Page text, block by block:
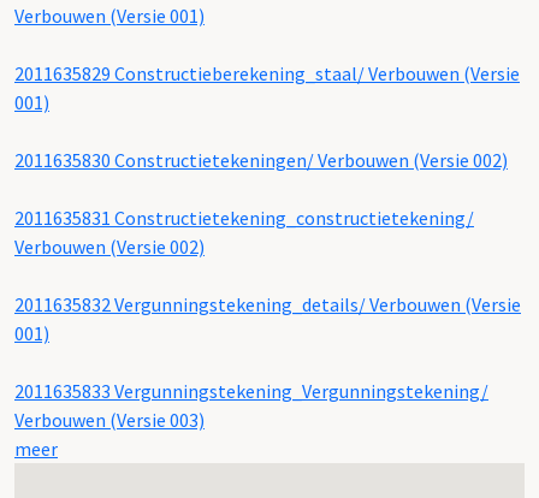
Verbouwen (Versie 001)
2011635829 Constructieberekening_staal/ Verbouwen (Versie
001)
2011635830 Constructietekeningen/ Verbouwen (Versie 002)
2011635831 Constructietekening_constructietekening/
Verbouwen (Versie 002)
2011635832 Vergunningstekening_details/ Verbouwen (Versie
001)
2011635833 Vergunningstekening_Vergunningstekening/
Verbouwen (Versie 003)
meer